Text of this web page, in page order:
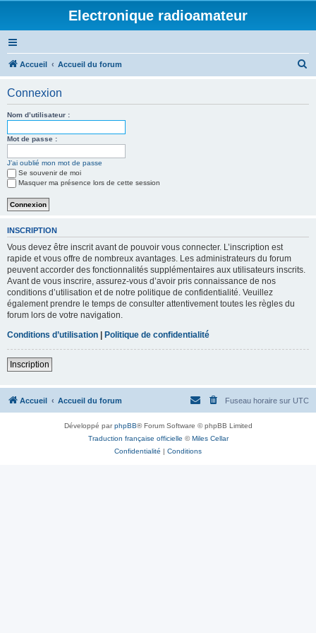
Electronique radioamateur
Accueil Accueil du forum
Connexion
Nom d’utilisateur :
Mot de passe :
J’ai oublié mon mot de passe
Se souvenir de moi
Masquer ma présence lors de cette session
INSCRIPTION
Vous devez être inscrit avant de pouvoir vous connecter. L’inscription est
rapide et vous offre de nombreux avantages. Les administrateurs du forum
peuvent accorder des fonctionnalités supplémentaires aux utilisateurs inscrits.
Avant de vous inscrire, assurez-vous d’avoir pris connaissance de nos
conditions d’utilisation et de notre politique de confidentialité. Veuillez
également prendre le temps de consulter attentivement toutes les règles du
forum lors de votre navigation.
Conditions d’utilisation | Politique de confidentialité
Inscription
Accueil Accueil du forum Fuseau horaire sur UTC
Développé parphpBB® Forum Software © phpBB Limited
Traduction française officielle ©Miles Cellar
Confidentialité | Conditions